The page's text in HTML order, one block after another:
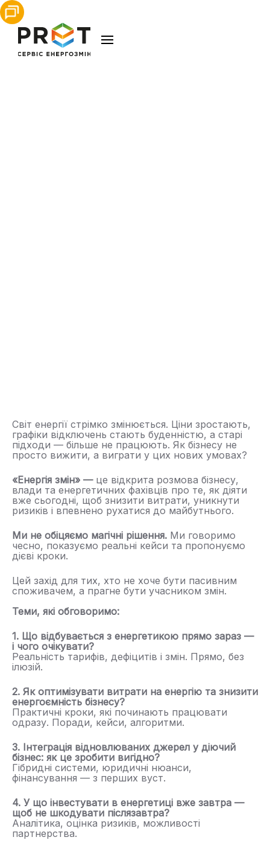
Світ енергії стрімко змінюється. Ціни зростають,
графіки відключень стають буденністю, а старі
підходи — більше не працюють. Як бізнесу не
просто вижити, а виграти у цих нових умовах?
«Енергія змін» — це відкрита розмова бізнесу,
влади та енергетичних фахівців про те, як діяти
вже сьогодні, щоб знизити витрати, уникнути
ризиків і впевнено рухатися до майбутнього.
Ми не обіцяємо магічні рішення. Ми говоримо
чесно, показуємо реальні кейси та пропонуємо
дієві кроки.
Цей захід для тих, хто не хоче бути пасивним
споживачем, а прагне бути учасником змін.
Теми, які обговоримо:
1. Що відбувається з енергетикою прямо зараз —
і чого очікувати?
Реальність тарифів, дефіцитів і змін. Прямо, без
ілюзій.
2. Як оптимізувати витрати на енергію та знизити
енергоємність бізнесу?
Практичні кроки, які починають працювати
одразу. Поради, кейси, алгоритми.
3. Інтеграція відновлюваних джерел у діючий
бізнес: як це зробити вигідно?
Гібридні системи, юридичні нюанси,
фінансування — з перших вуст.
4. У що інвестувати в енергетиці вже завтра —
щоб не шкодувати післязавтра?
Аналітика, оцінка ризиків, можливості
партнерства.